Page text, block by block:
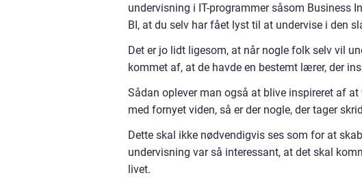
undervisning i IT-programmer såsom Business
BI, at du selv har fået lyst til at undervise i den
Det er jo lidt ligesom, at når nogle folk selv vil
kommet af, at de havde en bestemt lærer, der
Sådan oplever man også at blive inspireret af
med fornyet viden, så er der nogle, der tager
Dette skal ikke nødvendigvis ses som for at
undervisning var så interessant, at det skal
livet.